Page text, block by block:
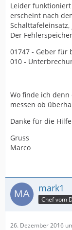
Leider
erscheint nach
Der
01747 - Geber für
010 -
Wo finde ich denn
messen ob
Danke für die Hilfe
Gruss
Marco
mark1
Chef vom
26. Dezember 2016